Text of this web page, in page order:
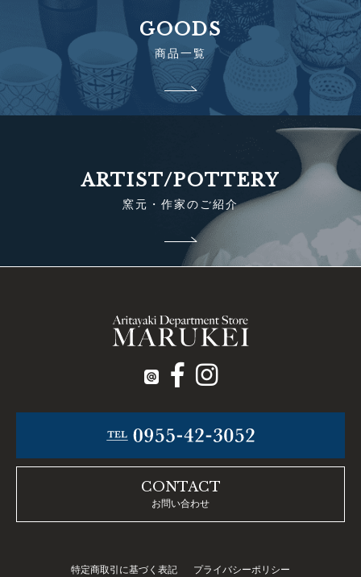
GOODS
商品一覧
ARTIST/POTTERY
窯元・作家のご紹介
CONTACT
お問い合わせ
特定商取引に基づく表記 プライバシーポリシー